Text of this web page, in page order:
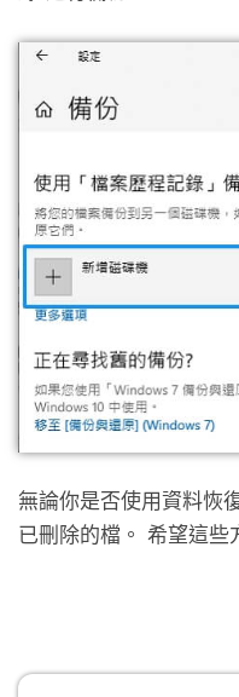
無論你是否使用資料恢
已刪除的檔。 希望這些